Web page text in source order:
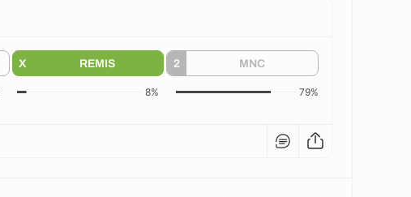
X REMIS 2 MNC
8% 79%